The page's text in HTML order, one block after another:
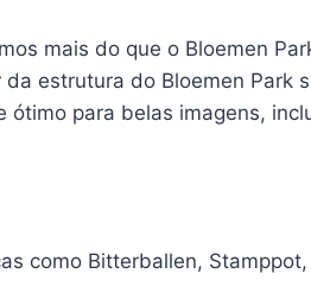
mais do que o Bloemen
estrutura do Bloemen Park
ótimo para belas imagens,
como Bitterballen,